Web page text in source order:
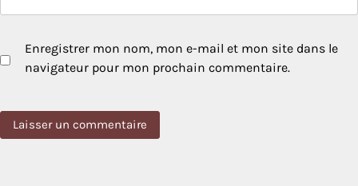
Enregistrer mon nom, mon e-mail et mon site dans le
navigateur pour mon prochain commentaire.